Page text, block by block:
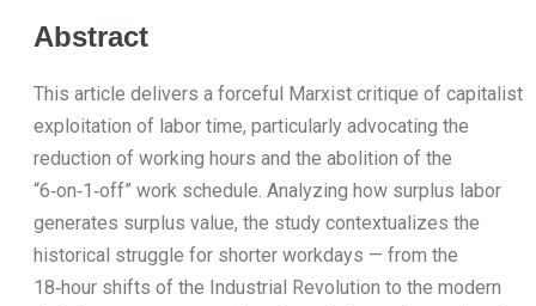
Abstract
This article delivers a forceful Marxist critique of capitalist
exploitation of labor time, particularly advocating the
reduction of working hours and the abolition of the
“6‑on‑1‑off” work schedule. Analyzing how surplus labor
generates surplus value, the study contextualizes the
historical struggle for shorter workdays — from the
18‑hour shifts of the Industrial Revolution to the modern